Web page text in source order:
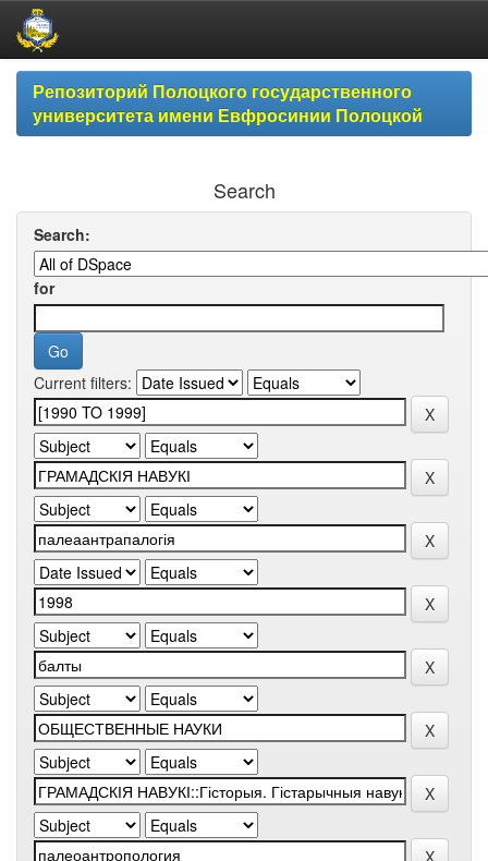
Skip
navigationРепозиторий Полоцкого государственного
университета имени Евфросинии Полоцкой
Search
Search:
for
Current filters: